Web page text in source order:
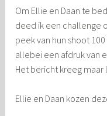
Om Ellie en Daan te
deed ik een challenge
peek van hun shoot
allebei een afdruk van
Het bericht kreeg maar
Ellie en Daan kozen